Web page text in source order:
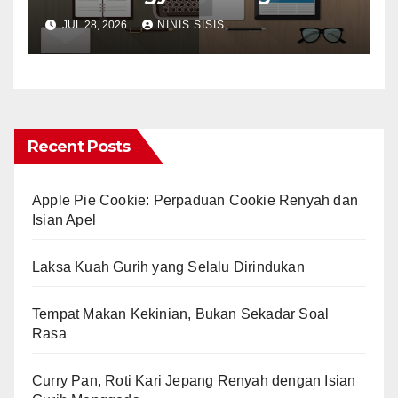
Tech World
JUL 28, 2026 NINIS SISIS
Recent Posts
Apple Pie Cookie: Perpaduan Cookie Renyah dan
Isian Apel
Laksa Kuah Gurih yang Selalu Dirindukan
Tempat Makan Kekinian, Bukan Sekadar Soal
Rasa
Curry Pan, Roti Kari Jepang Renyah dengan Isian